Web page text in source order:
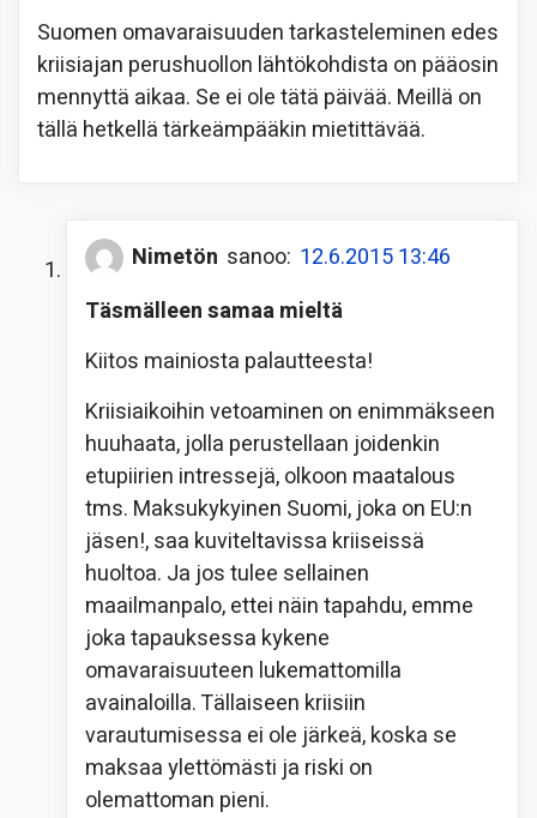
Suomen omavaraisuuden tarkasteleminen edes
kriisiajan perushuollon lähtökohdista on pääosin
mennyttä aikaa. Se ei ole tätä päivää. Meillä on
tällä hetkellä tärkeämpääkin mietittävää.
Nimetön sanoo: 12.6.2015 13:46
Täsmälleen samaa mieltä
Kiitos mainiosta palautteesta!
Kriisiaikoihin vetoaminen on enimmäkseen
huuhaata, jolla perustellaan joidenkin
etupiirien intressejä, olkoon maatalous
tms. Maksukykyinen Suomi, joka on EU:n
jäsen!, saa kuviteltavissa kriiseissä
huoltoa. Ja jos tulee sellainen
maailmanpalo, ettei näin tapahdu, emme
joka tapauksessa kykene
omavaraisuuteen lukemattomilla
avainaloilla. Tällaiseen kriisiin
varautumisessa ei ole järkeä, koska se
maksaa ylettömästi ja riski on
olemattoman pieni.